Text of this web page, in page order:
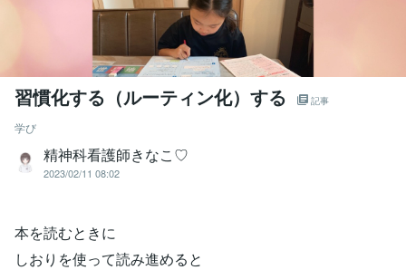
習慣化する（ルーティン化）する 記事
学び
精神科看護師きなこ♡
2023/02/11 08:02
本を読むときに
しおりを使って読み進めると